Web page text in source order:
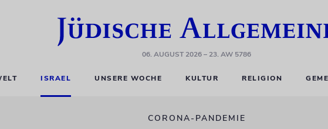
06. AUGUST 2026– 23. AW 5786
ISRAEL UNSERE WOCHE KULTUR RELIGION
CORONA-PANDEMIE